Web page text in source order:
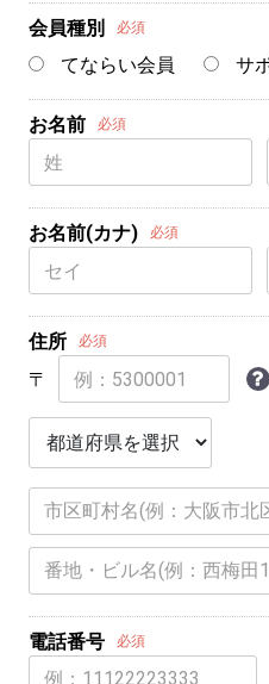
会員種別 必須
てならい会員 サ
お名前 必須
お名前(カナ) 必須
住所 必須
〒
電話番号 必須